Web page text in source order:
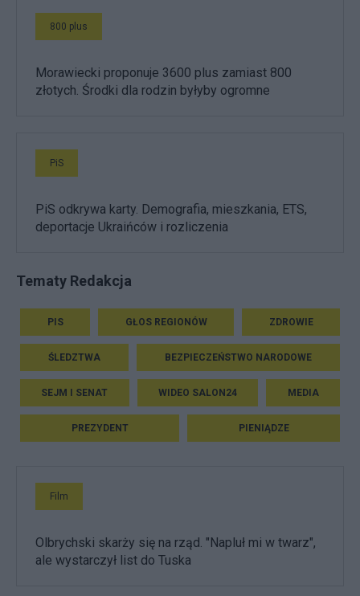
800 plus
Morawiecki proponuje 3600 plus zamiast 800
złotych. Środki dla rodzin byłyby ogromne
PiS
PiS odkrywa karty. Demografia, mieszkania, ETS,
deportacje Ukraińców i rozliczenia
Tematy Redakcja
PIS GŁOS REGIONÓW ZDROWIE
ŚLEDZTWA BEZPIECZEŃSTWO NARODOWE
SEJM I SENAT WIDEO SALON24 MEDIA
PREZYDENT PIENIĄDZE
Film
Olbrychski skarży się na rząd. "Napluł mi w twarz",
ale wystarczył list do Tuska